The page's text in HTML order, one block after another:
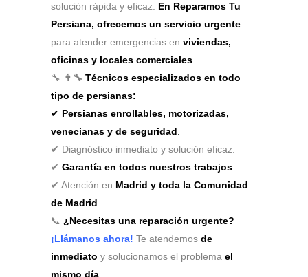
solución rápida y eficaz. En Reparamos Tu
Persiana, ofrecemos un servicio urgente
para atender emergencias en viviendas,
oficinas y locales comerciales.
🔧 👨‍🔧 Técnicos especializados en todo
tipo de persianas:
✔ Persianas enrollables, motorizadas,
venecianas y de seguridad.
✔ Diagnóstico inmediato y solución eficaz.
✔ Garantía en todos nuestros trabajos.
✔ Atención en Madrid y toda la Comunidad
de Madrid.
📞 ¿Necesitas una reparación urgente?
¡Llámanos ahora! Te atendemos de
inmediato y solucionamos el problema el
mismo día